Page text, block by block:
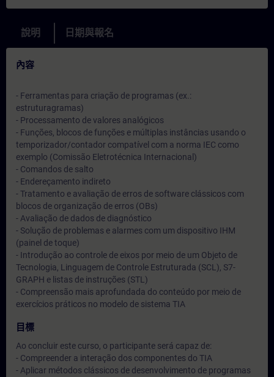
說明 日期與報名
內容
- Ferramentas para criação de programas (ex.:
estruturagramas)
- Processamento de valores analógicos
- Funções, blocos de funções e múltiplas instâncias usando o
temporizador/contador compatível com a norma IEC como
exemplo (Comissão Eletrotécnica Internacional)
- Comandos de salto
- Endereçamento indireto
- Tratamento e avaliação de erros de software clássicos com
blocos de organização de erros (OBs)
- Avaliação de dados de diagnóstico
- Solução de problemas e alarmes com um dispositivo IHM
(painel de toque)
- Introdução ao controle de eixos por meio de um Objeto de
Tecnologia, Linguagem de Controle Estruturada (SCL), S7-
GRAPH e listas de instruções (STL)
- Compreensão mais aprofundada do conteúdo por meio de
exercícios práticos no modelo de sistema TIA
目標
Ao concluir este curso, o participante será capaz de:
- Compreender a interação dos componentes do TIA
- Aplicar métodos clássicos de desenvolvimento de programas